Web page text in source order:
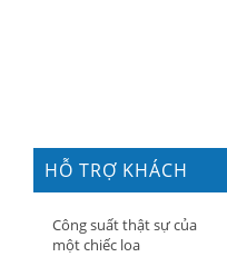
HỖ TRỢ KHÁCH
HÀNG
Công suất thật sự của
một chiếc loa